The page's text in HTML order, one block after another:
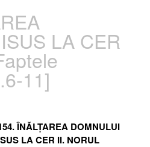
LA CER
11]
ÎNĂLŢAREA DOMNULUI
LA CER II. NORUL